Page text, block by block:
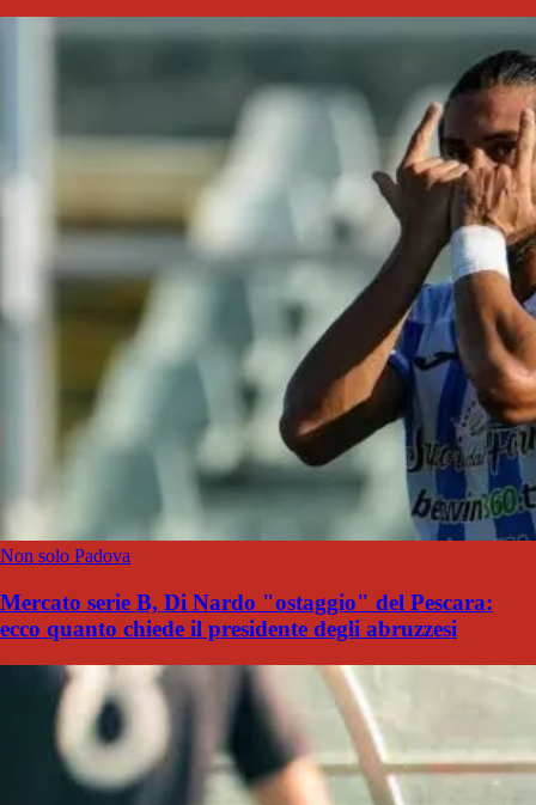
Non solo Padova
Mercato serie B, Di Nardo "ostaggio" del Pescara:
ecco quanto chiede il presidente degli abruzzesi